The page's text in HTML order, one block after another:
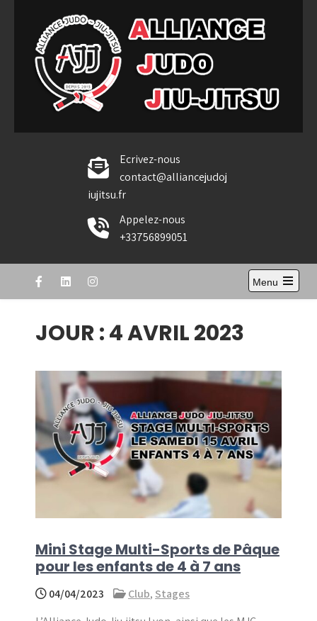
content
Alliance Judo Jiu-jitsu
Ecrivez-nous
contact@alliancejudoj
iujitsu.fr
Appelez-nous
+33756899051
Menu
Open
JOUR :4 AVRIL 2023
Mini Stage Multi-Sports de Pâque
pour les enfants de 4 à 7 ans
04/04/2023 Club, Stages